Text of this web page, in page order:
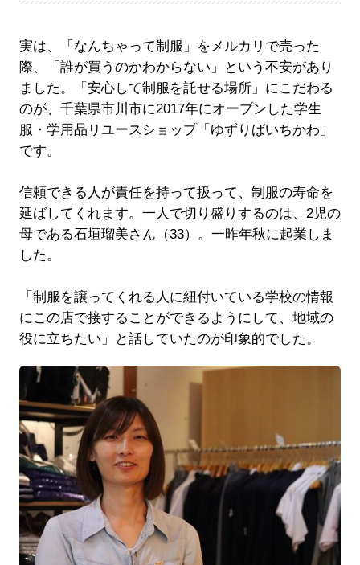
実は、「なんちゃって制服」をメルカリで売った
際、「誰が買うのかわからない」という不安があり
ました。「安心して制服を託せる場所」にこだわる
のが、千葉県市川市に2017年にオープンした学生
服・学用品リユースショップ「ゆずりばいちかわ」
です。
信頼できる人が責任を持って扱って、制服の寿命を
延ばしてくれます。一人で切り盛りするのは、2児の
母である石垣瑠美さん（33）。一昨年秋に起業しま
した。
「制服を譲ってくれる人に紐付いている学校の情報
にこの店で接することができるようにして、地域の
役に立ちたい」と話していたのが印象的でした。